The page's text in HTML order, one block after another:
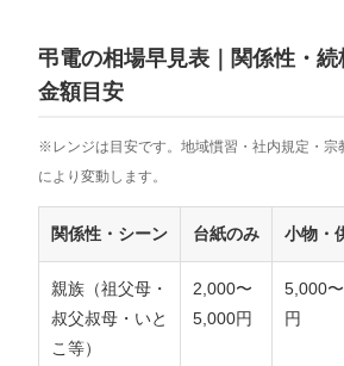
弔電の相場早見表｜関係性・
金額目安
※レンジは目安です。地域慣習・社内規定・宗
により変動します。
関係性・シーン 台紙のみ 小物・
親族（祖父母・
叔父叔母・いと
こ等）
2,000〜
5,000円
5,000
円